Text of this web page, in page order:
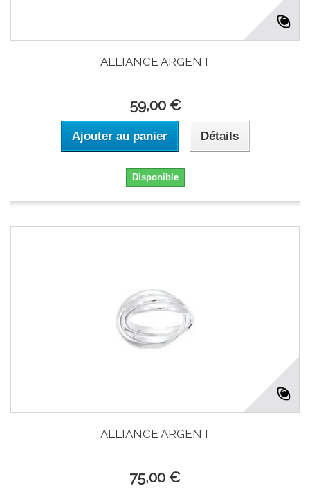
ALLIANCE ARGENT
59,00 €
Ajouter au panier Détails
Disponible
ALLIANCE ARGENT
75,00 €